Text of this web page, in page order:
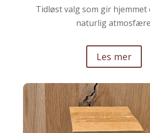
Tidløst valg som gir hjemmet
naturlig
Les mer